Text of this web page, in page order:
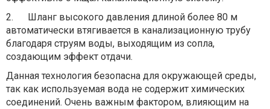
2.
Шланг высокого давления длиной более 80 м
автоматически втягивается в канализационную трубу
благодаря струям воды, выходящим из сопла,
создающим эффект отдачи.
Данная технология безопасна для окружающей среды,
так как используемая вода не содержит химических
соединений. Очень важным фактором, влияющим на